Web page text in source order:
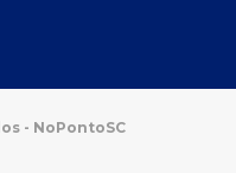
- NoPontoSC